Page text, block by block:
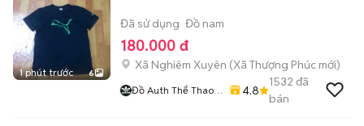
1 phút trước 6
Đã sử dụng Đồ nam
180.000 đ
Xã Nghiêm Xuyên (Xã Thượng Phúc mới)
Đồ Auth Thể Thao
4.8
1532 đã
bán